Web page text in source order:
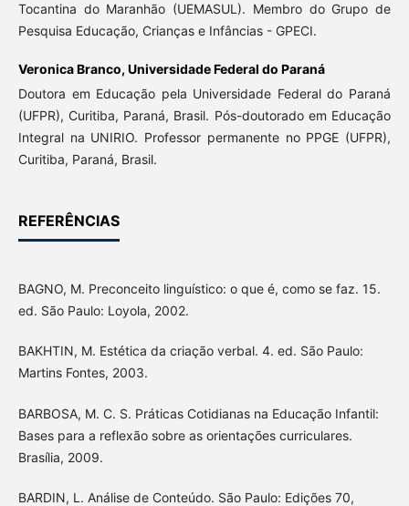
Tocantina do Maranhão (UEMASUL). Membro do Grupo de
Pesquisa Educação, Crianças e Infâncias - GPECI.
Veronica Branco, Universidade Federal do Paraná
Doutora em Educação pela Universidade Federal do Paraná
(UFPR), Curitiba, Paraná, Brasil. Pós-doutorado em Educação
Integral na UNIRIO. Professor permanente no PPGE (UFPR),
Curitiba, Paraná, Brasil.
REFERÊNCIAS
BAGNO, M. Preconceito linguístico: o que é, como se faz. 15.
ed. São Paulo: Loyola, 2002.
BAKHTIN, M. Estética da criação verbal. 4. ed. São Paulo:
Martins Fontes, 2003.
BARBOSA, M. C. S. Práticas Cotidianas na Educação Infantil:
Bases para a reflexão sobre as orientações curriculares.
Brasília, 2009.
BARDIN, L. Análise de Conteúdo. São Paulo: Edições 70,